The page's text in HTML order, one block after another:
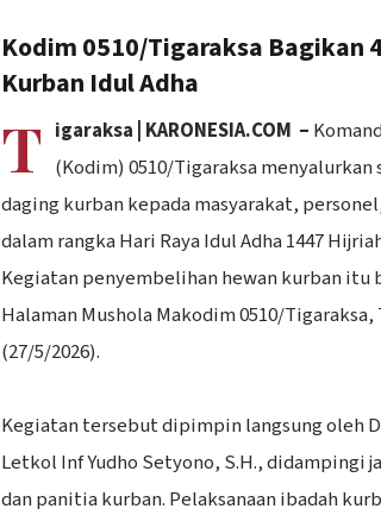
Kodim 0510/Tigaraksa Bagikan
Kurban Idul Adha
T igaraksa | KARONESIA.COM –
(Kodim) 0510/Tigaraksa menyalurkan
daging kurban kepada masyarakat,
dalam rangka Hari Raya Idul Adha 1447
Kegiatan penyembelihan hewan kurban itu
Halaman Mushola Makodim 0510/Tigaraksa,
(27/5/2026).
‎Kegiatan tersebut dipimpin langsung oleh
Letkol Inf Yudho Setyono, S.H., didampingi
dan panitia kurban. Pelaksanaan ibadah